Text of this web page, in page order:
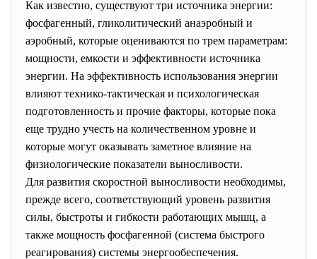
Как известно, существуют три источника энергии:
фосфагенный, гликолитический анаэробный и
аэробный, которые оцениваются по трем параметрам:
мощности, емкости и эффективности источника
энергии. На эффективность использования энергии
влияют технико-тактическая и психологическая
подготовленность и прочие факторы, которые пока
еще трудно учесть на количественном уровне и
которые могут оказывать заметное влияние на
физиологические показатели выносливости.
Для развития скоростной выносливости необходимы,
прежде всего, соответствующий уровень развития
силы, быстроты и гибкости работающих мышц, а
также мощность фосфагенной (система быстрого
реагирования) системы энергообеспечения.